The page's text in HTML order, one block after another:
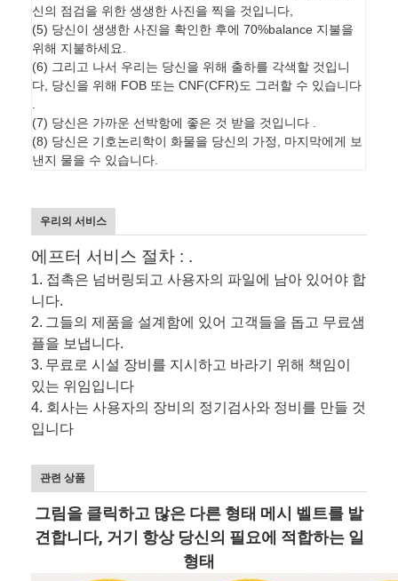
신의 점검을 위한 생생한 사진을 찍을 것입니다,
(5) 당신이 생생한 사진을 확인한 후에 70%balance 지불을
위해 지불하세요.
(6) 그리고 나서 우리는 당신을 위해 출하를 각색할 것입니
다, 당신을 위해 FOB 또는 CNF(CFR)도 그러할 수 있습니다
(7) 당신은 가까운 선박항에 좋은 것 받을 것입니다 .
(8) 당신은 기호논리학이 화물을 당신의 가정, 마지막에게 보
낸지 물을 수 있습니다.
우리의 서비스
에프터 서비스 절차 : .
1. 접촉은 넘버링되고 사용자의 파일에 남아 있어야 합
니다.
2. 그들의 제품을 설계함에 있어 고객들을 돕고 무료샘
플을 보냅니다.
3. 무료로 시설 장비를 지시하고 바라기 위해 책임이
있는 위임입니다
4. 회사는 사용자의 장비의 정기검사와 정비를 만들 것
입니다
관련 상품
그림을 클릭하고 많은 다른 형태 메시 벨트를 발
견합니다, 거기 항상 당신의 필요에 적합하는 일
형태